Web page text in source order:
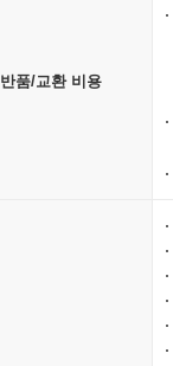
반품/교환 비용